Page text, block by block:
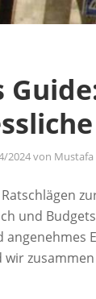
2024von Mustafa
und
angenehmes
wir